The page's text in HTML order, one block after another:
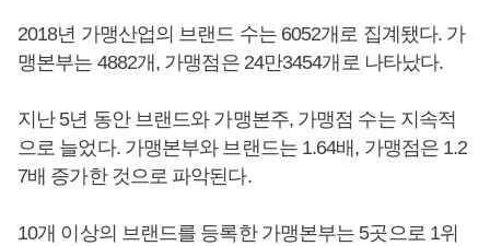
2018년 가맹산업의 브랜드 수는 6052개로 집계됐다. 가
맹본부는 4882개, 가맹점은 24만3454개로 나타났다.
지난 5년 동안 브랜드와 가맹본주, 가맹점 수는 지속적
으로 늘었다. 가맹본부와 브랜드는 1.64배, 가맹점은 1.2
7배 증가한 것으로 파악된다.
10개 이상의 브랜드를 등록한 가맹본부는 5곳으로 1위